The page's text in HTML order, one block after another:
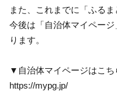
また、これまでに「ふる
今後は「自治体マイペー
ります。
▼自治体マイページはこち
https://mypg.jp/